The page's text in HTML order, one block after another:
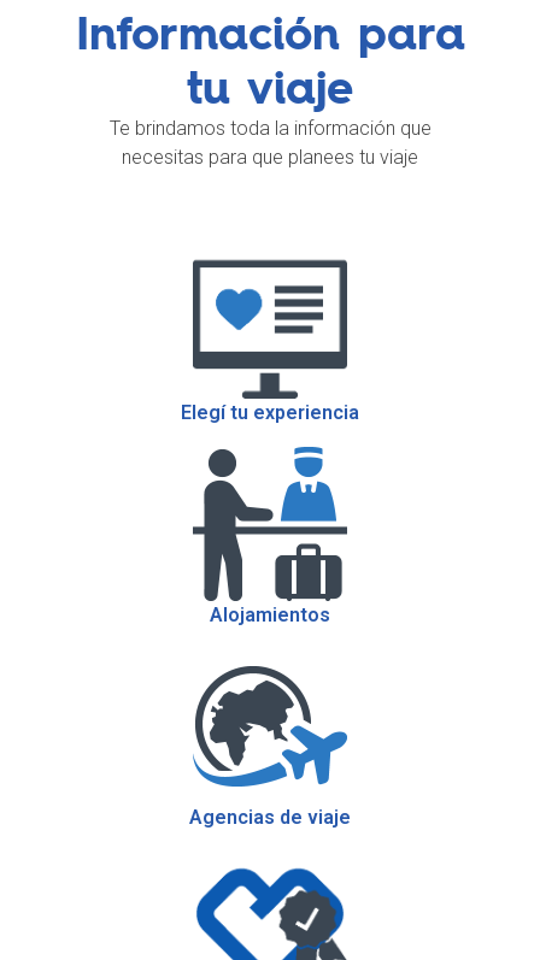
Información para
tu viaje
Te brindamos toda la información que
necesitas para que planees tu viaje
Elegí tu experiencia
Alojamientos
Agencias de viaje